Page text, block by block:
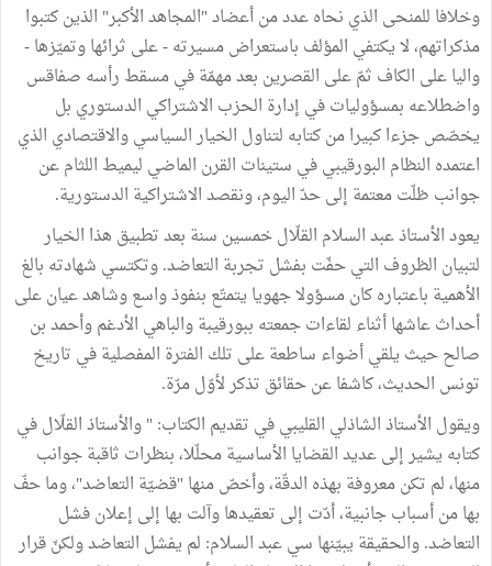
وخلافا للمنحى الذي نحاه عدد من أعضاد "المجاهد الأكبر" الذين كتبوا
مذكراتهم، لا يكتفي المؤلف باستعراض مسيرته - على ثرائها وتميّزها -
واليا على الكاف ثمّ على القصرين بعد مهمّة في مسقط رأسه صفاقس
واضطلاعه بمسؤوليات في إدارة الحزب الاشتراكي الدستوري بل
يخصّص جزءا كبيرا من كتابه لتناول الخيار السياسي والاقتصادي الذي
اعتمده النظام البورقيبي في ستينات القرن الماضي ليميط اللثام عن
جوانب ظلّت معتمة إلى حدّ اليوم، ونقصد الاشتراكية الدستورية.
يعود الأستاذ عبد السلام القلّال خمسين سنة بعد تطبيق هذا الخيار
لتبيان الظروف التي حفّت بفشل تجربة التعاضد. وتكتسي شهادته بالغ
الأهمية باعتباره كان مسؤولا جهويا يتمتّع بنفوذ واسع وشاهد عيان على
أحداث عاشها أثناء لقاءات جمعته ببورقيبة والباهي الأدغم وأحمد بن
صالح حيث يلقي أضواء ساطعة على تلك الفترة المفصلية في تاريخ
تونس الحديث، كاشفا عن حقائق تذكر لأوّل مرّة.
ويقول الأستاذ الشاذلي القليبي في تقديم الكتاب: " والأستاذ القلّال في
كتابه يشير إلى عديد القضايا الأساسية محلّلا، بنظرات ثاقبة جوانب
منها، لم تكن معروفة بهذه الدقّة، وأخصّ منها "قضيّة التعاضد"، وما حفّ
بها من أسباب جانبية، أدّت إلى تعقيدها وآلت بها إلى إعلان فشل
التعاضد. والحقيقة يبيّنها سي عبد السلام: لم يفشل التعاضد ولكنّ قرار